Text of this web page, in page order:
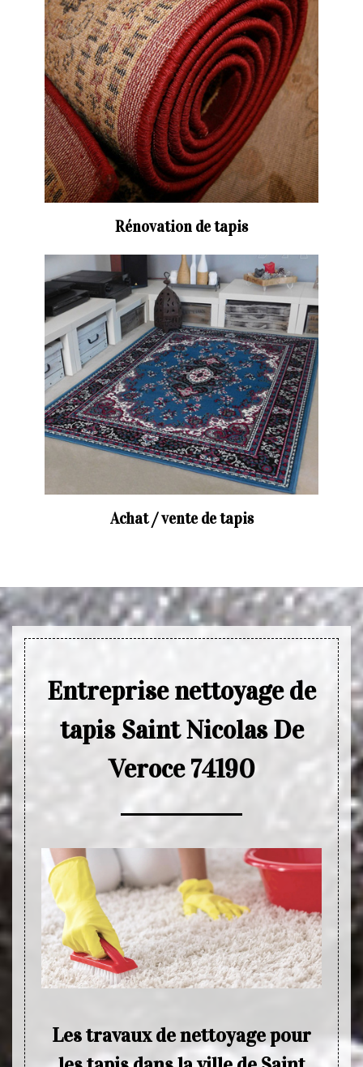
Rénovation de tapis
Achat / vente de tapis
Entreprise nettoyage de
tapis Saint Nicolas De
Veroce 74190
Les travaux de nettoyage pour